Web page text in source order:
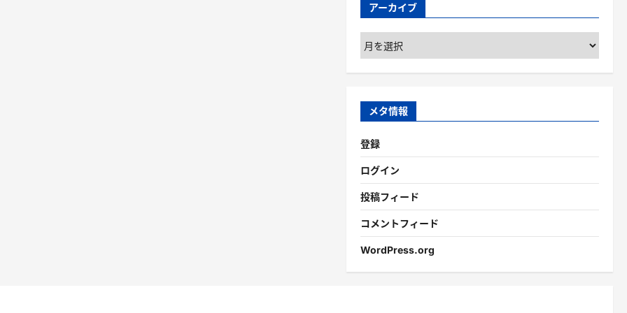
アーカイブ
ア
ー
カ
ブ
メタ情報
登録
ログイン
投稿フィード
コメントフィード
WordPress.org